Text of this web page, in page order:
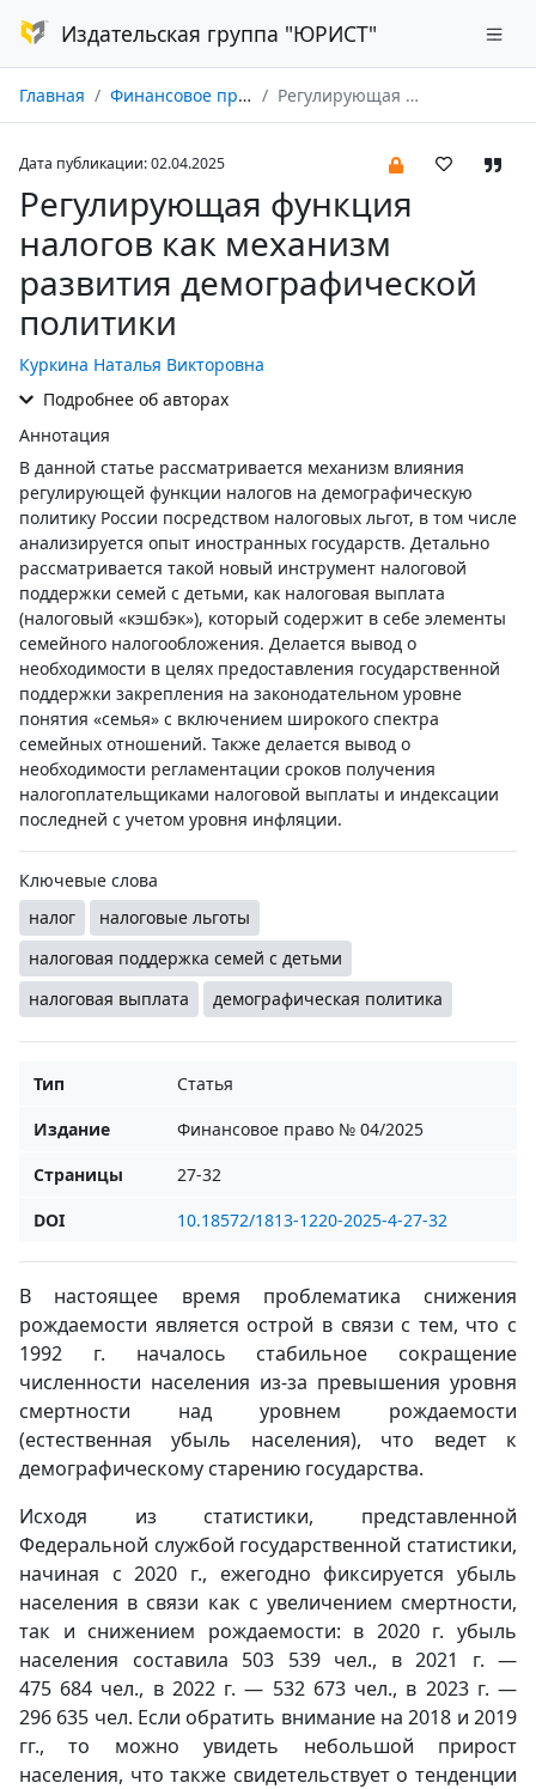
Издательская группа "ЮРИСТ"
Главная Финансовое право № 04/2025 Регулирующая функция налогов как механизм развития демографической политики
Дата публикации: 02.04.2025
Регулирующая функция
налогов как механизм
развития демографической
политики
Куркина Наталья Викторовна
Подробнее об авторах
Аннотация
В данной статье рассматривается механизм влияния
регулирующей функции налогов на демографическую
политику России посредством налоговых льгот, в том числе
анализируется опыт иностранных государств. Детально
рассматривается такой новый инструмент налоговой
поддержки семей с детьми, как налоговая выплата
(налоговый «кэшбэк»), который содержит в себе элементы
семейного налогообложения. Делается вывод о
необходимости в целях предоставления государственной
поддержки закрепления на законодательном уровне
понятия «семья» с включением широкого спектра
семейных отношений. Также делается вывод о
необходимости регламентации сроков получения
налогоплательщиками налоговой выплаты и индексации
последней с учетом уровня инфляции.
Ключевые слова
налог
налоговые льготы
налоговая поддержка семей с детьми
налоговая выплата
демографическая политика
Тип
Статья
Издание
Финансовое право № 04/2025
Страницы
27-32
DOI
10.18572/1813-1220-2025-4-27-32
В настоящее время проблематика снижения
рождаемости является острой в связи с тем, что с
1992 г. началось стабильное сокращение
численности населения из-за превышения уровня
смертности над уровнем рождаемости
(естественная убыль населения), что ведет к
демографическому старению государства.
Исходя из статистики, представленной
Федеральной службой государственной статистики,
начиная с 2020 г., ежегодно фиксируется убыль
населения в связи как с увеличением смертности,
так и снижением рождаемости: в 2020 г. убыль
населения составила 503 539 чел., в 2021 г. —
475 684 чел., в 2022 г. — 532 673 чел., в 2023 г. —
296 635 чел. Если обратить внимание на 2018 и 2019
гг., то можно увидеть небольшой прирост
населения, что также свидетельствует о тенденции